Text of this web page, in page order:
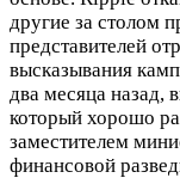
другие за столом
представителей
высказывания
два месяца назад,
который хорошо
заместителем
финансовой